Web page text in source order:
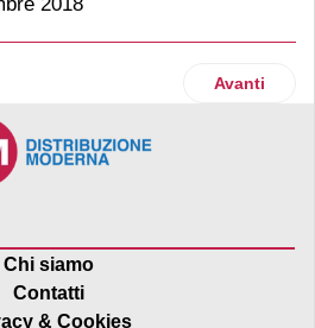
Italia sigla due nuovi
Articolo
Avanti
Chi siamo
Contatti
& Cookies